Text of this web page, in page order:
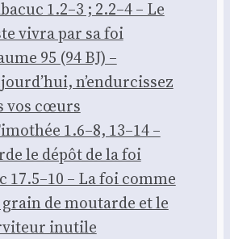
1.2–3 ; 2.2–4 – Le
vivra par sa foi
95 (94 BJ) –
n’en­dur­cis­sez
vos cœurs
1.6–8, 13–14 –
le dépôt de la foi
17.5–10 – La foi comme
de mou­tarde et le
inutile